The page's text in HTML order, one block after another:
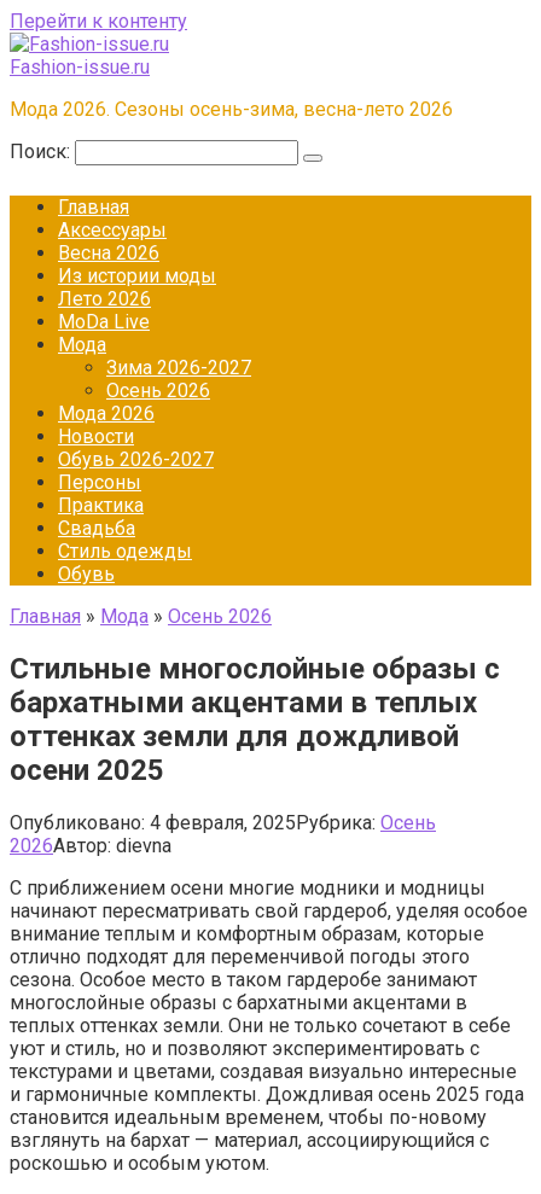
Перейти к контенту
Fashion-issue.ru
Мода 2026. Сезоны осень-зима, весна-лето 2026
Поиск:
Главная
Аксессуары
Весна 2026
Из истории моды
Лето 2026
МоDа Live
Мода
Зима 2026-2027
Осень 2026
Мода 2026
Новости
Обувь 2026-2027
Персоны
Практика
Свадьба
Стиль одежды
Обувь
Главная » Мода » Осень 2026
Стильные многослойные образы с
бархатными акцентами в теплых
оттенках земли для дождливой
осени 2025
Опубликовано: 4 февраля, 2025Рубрика: Осень
2026Автор: dievna
С приближением осени многие модники и модницы
начинают пересматривать свой гардероб, уделяя особое
внимание теплым и комфортным образам, которые
отлично подходят для переменчивой погоды этого
сезона. Особое место в таком гардеробе занимают
многослойные образы с бархатными акцентами в
теплых оттенках земли. Они не только сочетают в себе
уют и стиль, но и позволяют экспериментировать с
текстурами и цветами, создавая визуально интересные
и гармоничные комплекты. Дождливая осень 2025 года
становится идеальным временем, чтобы по-новому
взглянуть на бархат — материал, ассоциирующийся с
роскошью и особым уютом.